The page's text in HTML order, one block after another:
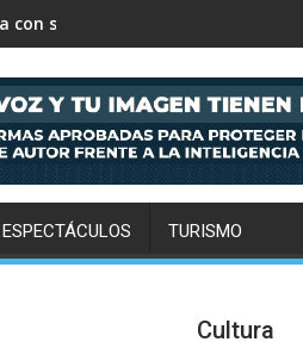
su primera colaboración: así
ESPECTÁCULOS TURISMO
Cultura